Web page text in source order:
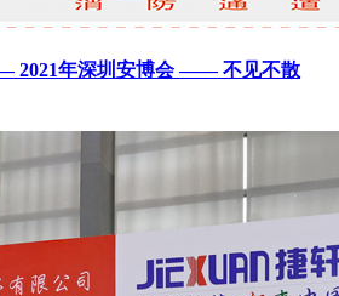
2021年深圳安博会 —— 不见不散